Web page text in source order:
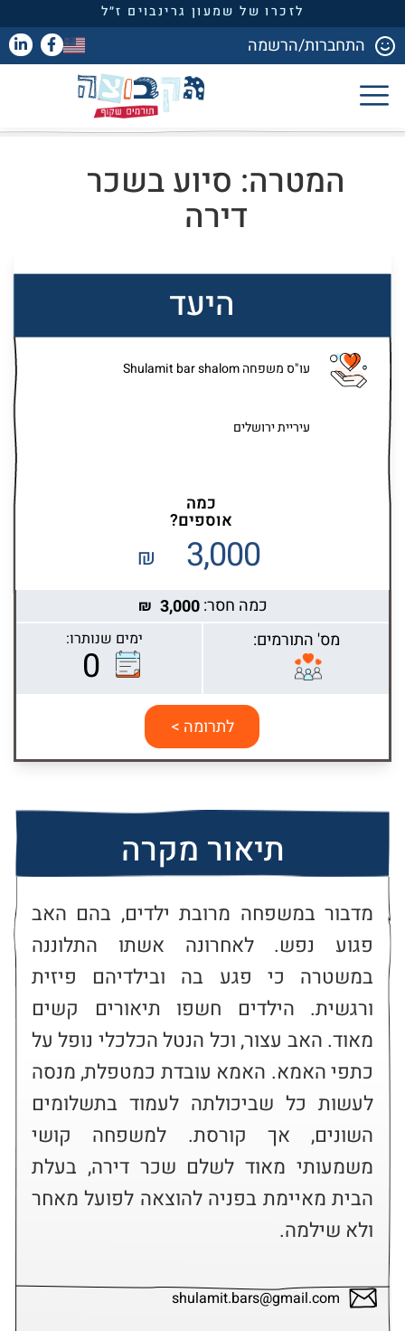
לזכרו של שמעון גרינבוים ז״ל
התחברות/הרשמה
המטרה: סיוע בשכר
דירה
היעד
עו"ס משפחה Shulamit bar shalom
עיריית ירושלים
כמה
אוספים?
3,000
₪
כמה חסר:3,000
₪
מס' התורמים: ימים שנותרו:
0
תיאור מקרה
ולא שילמה.
shulamit.bars@gmail.com